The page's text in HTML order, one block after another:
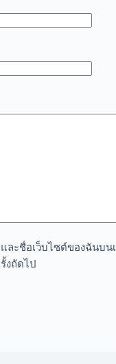
ละชื่อเว็บไซต์ของฉันบน
งถัดไป